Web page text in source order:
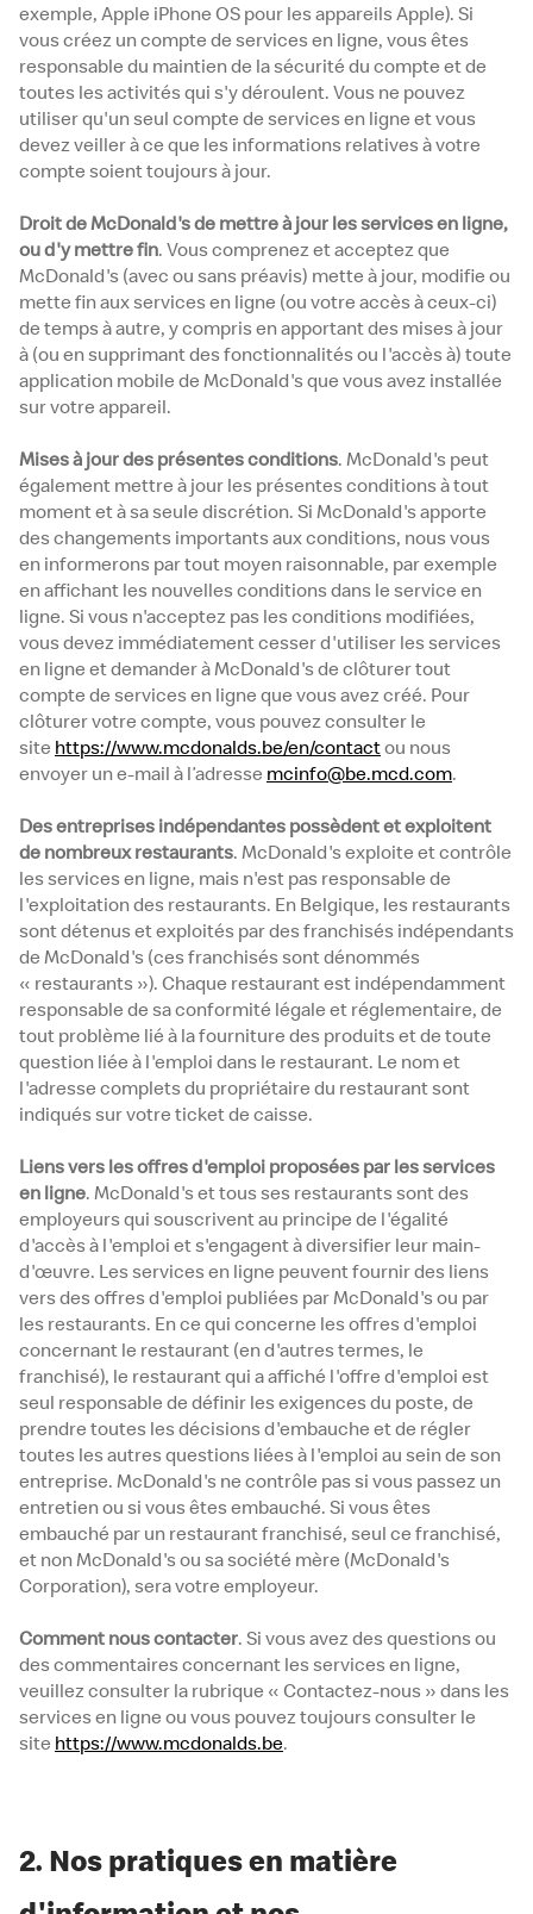
exemple, Apple iPhone OS pour les appareils Apple). Si
vous créez un compte de services en ligne, vous êtes
responsable du maintien de la sécurité du compte et de
toutes les activités qui s'y déroulent. Vous ne pouvez
utiliser qu'un seul compte de services en ligne et vous
devez veiller à ce que les informations relatives à votre
compte soient toujours à jour.
Droit de McDonald's de mettre à jour les services en ligne,
ou d'y mettre fin. Vous comprenez et acceptez que
McDonald's (avec ou sans préavis) mette à jour, modifie ou
mette fin aux services en ligne (ou votre accès à ceux-ci)
de temps à autre, y compris en apportant des mises à jour
à (ou en supprimant des fonctionnalités ou l'accès à) toute
application mobile de McDonald's que vous avez installée
sur votre appareil.
Mises à jour des présentes conditions. McDonald's peut
également mettre à jour les présentes conditions à tout
moment et à sa seule discrétion. Si McDonald's apporte
des changements importants aux conditions, nous vous
en informerons par tout moyen raisonnable, par exemple
en affichant les nouvelles conditions dans le service en
ligne. Si vous n'acceptez pas les conditions modifiées,
vous devez immédiatement cesser d'utiliser les services
en ligne et demander à McDonald's de clôturer tout
compte de services en ligne que vous avez créé. Pour
clôturer votre compte, vous pouvez consulter le
site https://www.mcdonalds.be/en/contactou nous
envoyer un e-mail à l’adresse mcinfo@be.mcd.com.
Des entreprises indépendantes possèdent et exploitent
de nombreux restaurants. McDonald's exploite et contrôle
les services en ligne, mais n'est pas responsable de
l'exploitation des restaurants. En Belgique, les restaurants
sont détenus et exploités par des franchisés indépendants
de McDonald's (ces franchisés sont dénommés
« restaurants »). Chaque restaurant est indépendamment
responsable de sa conformité légale et réglementaire, de
tout problème lié à la fourniture des produits et de toute
question liée à l'emploi dans le restaurant. Le nom et
l'adresse complets du propriétaire du restaurant sont
indiqués sur votre ticket de caisse.
Liens vers les offres d'emploi proposées par les services
en ligne. McDonald's et tous ses restaurants sont des
employeurs qui souscrivent au principe de l'égalité
d'accès à l'emploi et s'engagent à diversifier leur main-
d'œuvre. Les services en ligne peuvent fournir des liens
vers des offres d'emploi publiées par McDonald's ou par
les restaurants. En ce qui concerne les offres d'emploi
concernant le restaurant (en d'autres termes, le
franchisé), le restaurant qui a affiché l'offre d'emploi est
seul responsable de définir les exigences du poste, de
prendre toutes les décisions d'embauche et de régler
toutes les autres questions liées à l'emploi au sein de son
entreprise. McDonald's ne contrôle pas si vous passez un
entretien ou si vous êtes embauché. Si vous êtes
embauché par un restaurant franchisé, seul ce franchisé,
et non McDonald's ou sa société mère (McDonald's
Corporation), sera votre employeur.
Comment nous contacter. Si vous avez des questions ou
des commentaires concernant les services en ligne,
veuillez consulter la rubrique « Contactez-nous » dans les
services en ligne ou vous pouvez toujours consulter le
site https://www.mcdonalds.be.
2. Nos pratiques en matière